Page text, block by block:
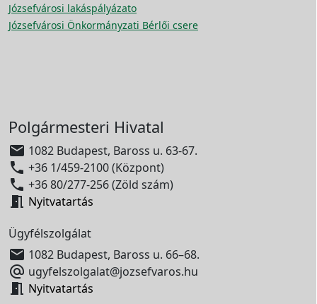
Józsefvárosi lakáspályázato
Józsefvárosi Önkormányzati Bérlői csere
Polgármesteri Hivatal
 1082 Budapest, Baross u. 63-67.
 +36 1/459-2100 (Központ)
 +36 80/277-256 (Zöld szám)
 Nyitvatartás
Ügyfélszolgálat
 1082 Budapest, Baross u. 66–68.
 ugyfelszolgalat@jozsefvaros.hu
 Nyitvatartás